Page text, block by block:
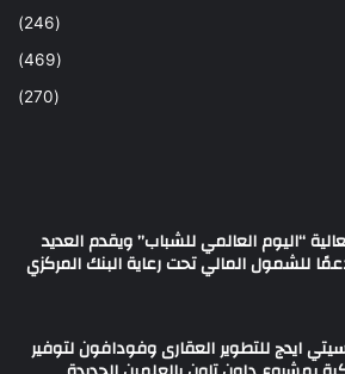
(246)
(469)
(270)
“اليوم العالمي للشباب” ويقدم العديد
للشمول المالي تحت رعاية البنك المركزي
ايدج للتطوير العقارى وفودافون لتوفير